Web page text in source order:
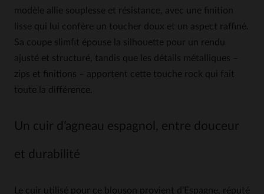
modèle allie souplesse et résistance, avec une finition
lisse qui lui confère un toucher doux et un aspect raffiné.
Sa coupe slimfit épouse la silhouette pour un rendu
ajusté et structuré, tandis que les détails métalliques –
zips et finitions – apportent cette touche rock qui fait
toute la différence.
Un cuir d’agneau espagnol, entre douceur
et durabilité
Le cuir utilisé pour ce blouson provient d’Espagne, réputé